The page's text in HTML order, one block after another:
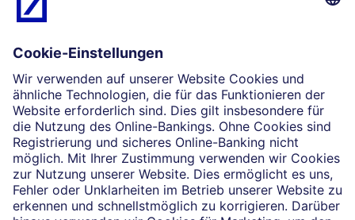
Kompetenz
Einblicke
Unsere Partnerschaften